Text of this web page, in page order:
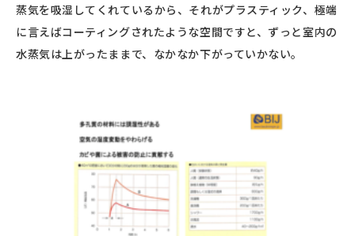
蒸気を吸湿してくれているから、それがプラスティック、極端
に言えばコーティングされたような空間ですと、ずっと室内の
水蒸気は上がったままで、なかなか下がっていかない。